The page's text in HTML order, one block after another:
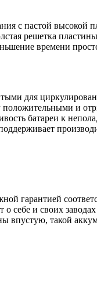
с пастой высокой
решетка
времени
для
положительными и
батареи к
гарантией
о себе и своих
впустую, такой